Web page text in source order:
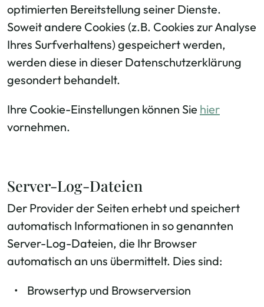
optimierten Bereitstellung seiner Dienste.
Soweit andere Cookies (z.B. Cookies zur Analyse
Ihres Surfverhaltens) gespeichert werden,
werden diese in dieser Datenschutzerklärung
gesondert behandelt.
Ihre Cookie-Einstellungen können Sie hier
vornehmen.
Server-Log-Dateien
Der Provider der Seiten erhebt und speichert
automatisch Informationen in so genannten
Server-Log-Dateien, die Ihr Browser
automatisch an uns übermittelt. Dies sind:
Browsertyp und Browserversion